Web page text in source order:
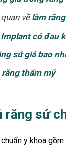
về làm
Implant có đau
sứ giá bao
răng thẩm mỹ
răng sứ
y khoa